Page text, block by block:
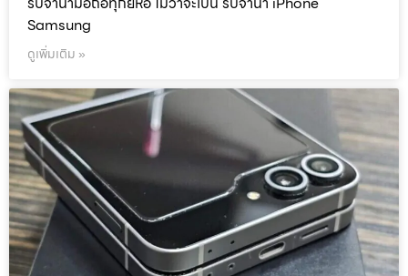
Samsung
ดูเพิ่มเติม »